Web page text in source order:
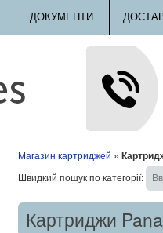
ДОКУМЕНТИ
Магазин картриджей »
Швидкий пошук по категорії:
Картриджи